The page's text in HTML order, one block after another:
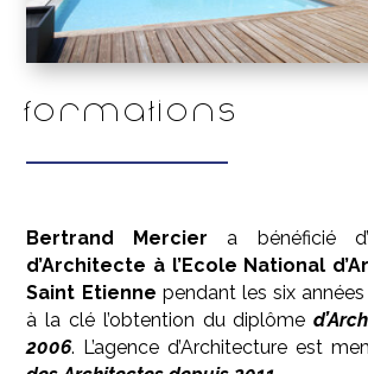
Formations
Bertrand Mercier a bénéficié
d’Architecte à l’Ecole National
Saint Etienne pendant les six
à la clé l’obtention du diplôme
2006. L’agence d’Architecture est